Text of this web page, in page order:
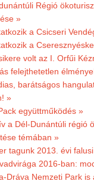
Régió
»
a Csicseri
a
volt az I. Orfűi
felejthetetlen
barátságos
»
együttműködés »
a Dél-Dunántúli régió
témában »
tagunk 2013. évi
2016-ban:
Dráva Nemzeti Park